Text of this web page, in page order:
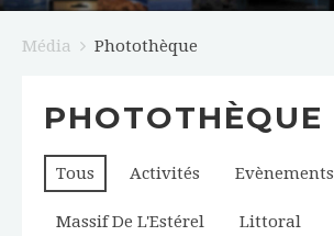
Média Photothèque
PHOTOTHÈQUE
Tous Activités Evènements
Massif De L'Estérel Littoral